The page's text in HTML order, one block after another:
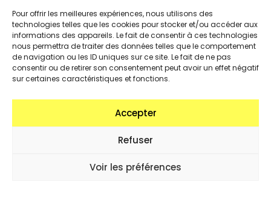
Pour offrir les meilleures expériences, nous utilisons des
technologies telles que les cookies pour stocker et/ou accéder aux
informations des appareils. Le fait de consentir à ces technologies
nous permettra de traiter des données telles que le comportement
de navigation ou les ID uniques sur ce site. Le fait de ne pas
consentir ou de retirer son consentement peut avoir un effet négatif
sur certaines caractéristiques et fonctions.
Accepter
Refuser
Voir les préférences